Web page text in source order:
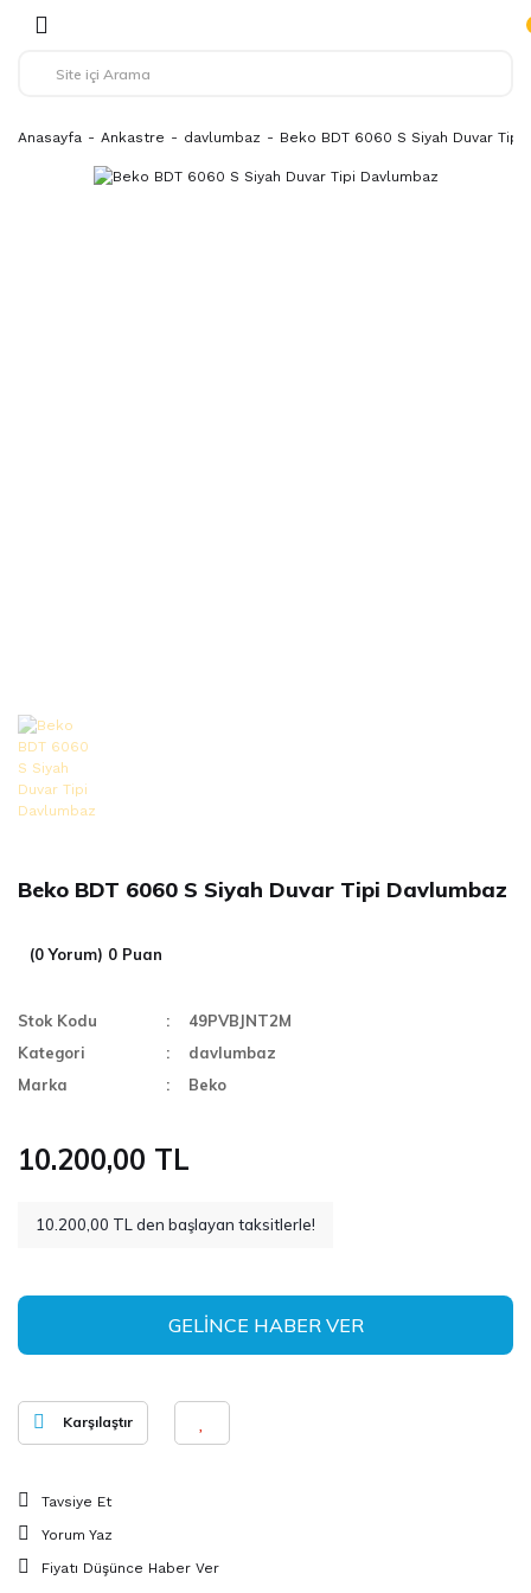
Anasayfa Ankastre davlumbaz Beko BDT 6060 S Siyah Duvar Tipi
Beko BDT 6060 S Siyah Duvar Tipi Davlumbaz
(0 Yorum) 0 Puan
Stok Kodu
49PVBJNT2M
Kategori
davlumbaz
Marka
Beko
10.200,00 TL
10.200,00 TL den başlayan taksitlerle!
GELİNCE HABER VER
Karşılaştır
Tavsiye Et
Yorum Yaz
Fiyatı Düşünce Haber Ver